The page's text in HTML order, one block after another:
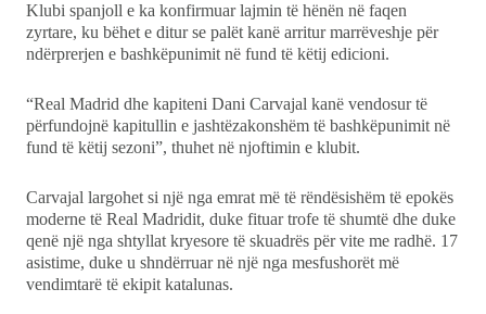
Klubi spanjoll e ka konfirmuar lajmin të hënën në faqen
zyrtare, ku bëhet e ditur se palët kanë arritur marrëveshje për
ndërprerjen e bashkëpunimit në fund të këtij edicioni.
“Real Madrid dhe kapiteni Dani Carvajal kanë vendosur të
përfundojnë kapitullin e jashtëzakonshëm të bashkëpunimit në
fund të këtij sezoni”, thuhet në njoftimin e klubit.
Carvajal largohet si një nga emrat më të rëndësishëm të epokës
moderne të Real Madridit, duke fituar trofe të shumtë dhe duke
qenë një nga shtyllat kryesore të skuadrës për vite me radhë. 17
asistime, duke u shndërruar në një nga mesfushorët më
vendimtarë të ekipit katalunas.